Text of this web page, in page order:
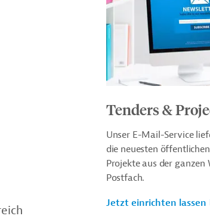
Tenders &
Unser E-Mail-Service
die neuesten
Projekte aus der
Postfach.
Jetzt einrichten lassen